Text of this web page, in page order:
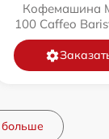
Кофемашина
100 Caffeo